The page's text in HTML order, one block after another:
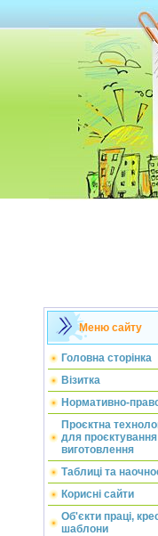
Меню сайту
Головна сторінка
Візитка
Нормативно-
Проєктна
для
виготовлення
Таблиці та
Корисні сайти
Об'єкти праці,
шаблони